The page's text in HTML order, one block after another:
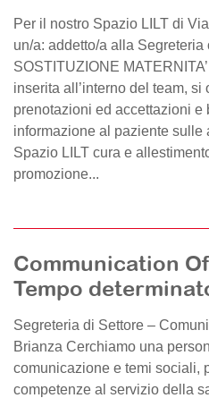
Per il nostro Spazio LILT di
un/a: addetto/a alla
SOSTITUZIONE
inserita all’interno del team,
prenotazioni ed accettazioni
informazione al paziente sulle
Spazio LILT cura e
promozione...
Communication
Tempo
Segreteria di Settore –
Brianza Cerchiamo una
comunicazione e temi sociali,
competenze al servizio della